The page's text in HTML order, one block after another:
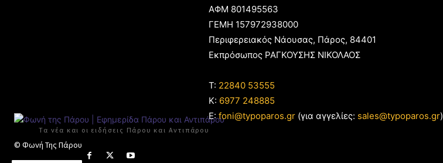
Τα νέα και οι ειδήσεις Πάρου και Αντιπάρου
© Φωνή Της Πάρου
ΑΦΜ 801495563
ΓΕΜΗ 157972938000
Περιφερειακός Νάουσας, Πάρος, 84401
Εκπρόσωπος ΡΑΓΚΟΥΣΗΣ ΝΙΚΟΛΑΟΣ
T: 22840 53555
Κ: 6977 248885
E:foni@typoparos.gr(για αγγελίες: sales@typoparos.gr)